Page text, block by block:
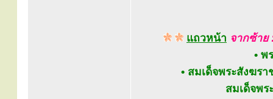
แถวหน้า จากซ้าย
• พ
• สมเด็จพระสังฆร
สมเด็จพ